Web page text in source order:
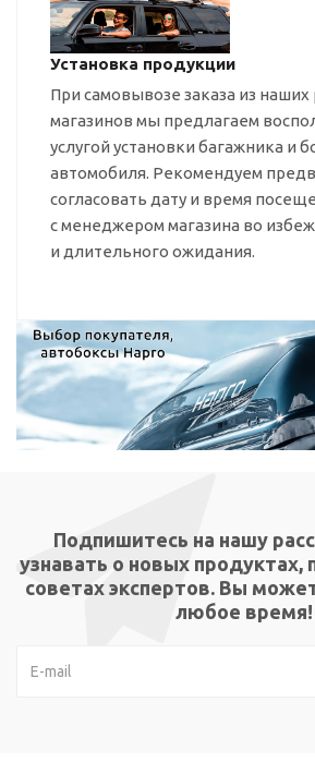
Установка продукции
При самовывозе заказа из
магазинов мы предлагаем
услугой установки багажника и
автомобиля. Рекомендуем
согласовать дату и время
с менеджером магазина во
и длительного ожидания.
Подпишитесь на нашу
узнавать о новых продуктах,
советах экспертов. Вы
любое время!